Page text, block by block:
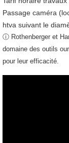
Passage caméra
htva suivant le
ⓘ Rothenberger et
domaine des outils
pour leur efficacité.